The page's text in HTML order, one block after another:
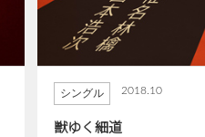
シングル 2018.10
獣ゆく細道